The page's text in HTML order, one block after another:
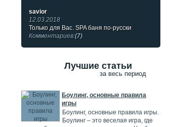
savior
12.03.2018
Только для Вас. SPA баня по-русски
Комментариев:(7)
Лучшие статьи
за весь период
Боулинг, основные правила
игры
Боулинг, основные правила игры.
Боулинг – это веселая игра, где